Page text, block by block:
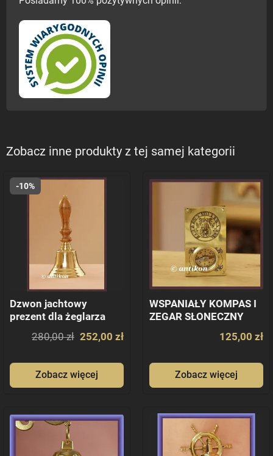
Zobacz inne produkty z tej samej kategorii
-10%
Dzwon jachtowy
prezent dla żeglarza
280,00 zł 252,00 zł
Zobacz więcej
WSPANIAŁY KOMPAS I
ZEGAR SŁONECZNY
125,00 zł
Zobacz więcej